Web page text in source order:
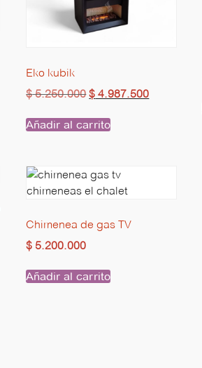
Eko kubik
$5.250.000 $ 4.987.500
Añadir al carrito
Chimenea de gas TV
$ 5.200.000
Añadir al carrito